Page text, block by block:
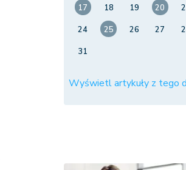
17
18 19 20
24
25 26 27
31
Wyświetl artykuły z tego